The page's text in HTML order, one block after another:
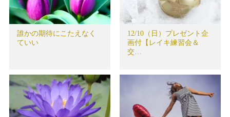
誰かの期待にこたえなく
ていい
12/10（日）プレゼント企
画付【レイキ練習会＆
交…